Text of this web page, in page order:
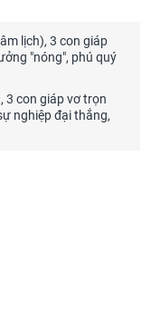
lịch), 3 con giáp
"nóng", phú quý
3 con giáp vơ trọn
nghiệp đại thắng,